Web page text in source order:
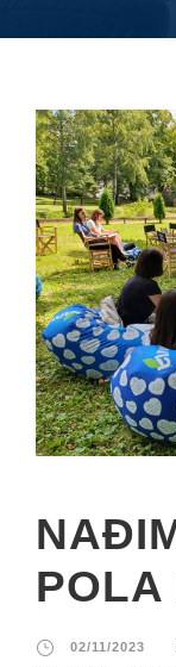
POLA
02/11/2023